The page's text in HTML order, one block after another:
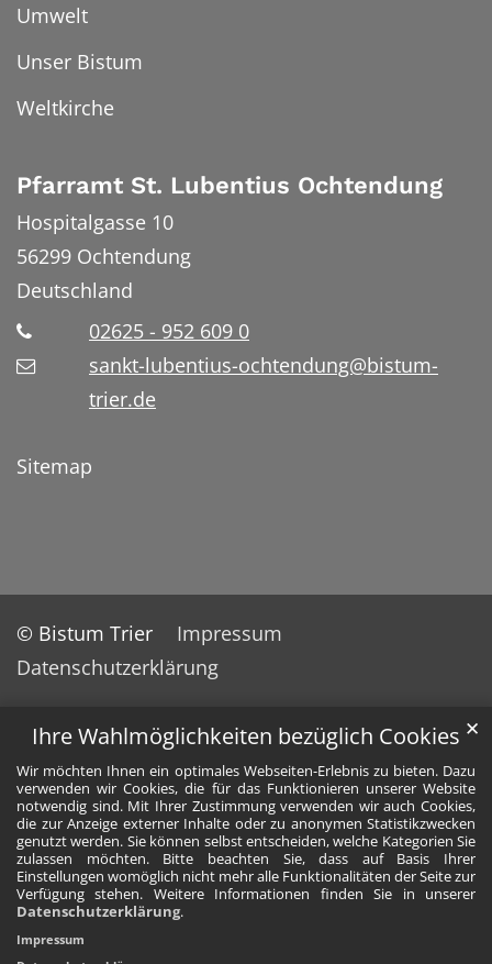
Ihre Wahlmöglichkeiten bezüglich Cookies
Wir möchten Ihnen ein optimales Webseiten-Erlebnis zu bieten. Dazu
verwenden wir Cookies, die für das Funktionieren unserer Website
notwendig sind. Mit Ihrer Zustimmung verwenden wir auch Cookies,
die zur Anzeige externer Inhalte oder zu anonymen Statistikzwecken
genutzt werden. Sie können selbst entscheiden, welche Kategorien Sie
zulassen möchten. Bitte beachten Sie, dass auf Basis Ihrer
Einstellungen womöglich nicht mehr alle Funktionalitäten der Seite zur
Verfügung stehen. Weitere Informationen finden Sie in unserer
Datenschutzerklärung.
✕
Impressum
Umwelt
Unser Bistum
Weltkirche
Pfarramt St. Lubentius Ochtendung
Hospitalgasse 10
56299 Ochtendung
Deutschland
02625 - 952 609 0
sankt-lubentius-ochtendung@bistum-
trier.de
Sitemap
© Bistum Trier
Impressum
Datenschutzerklärung